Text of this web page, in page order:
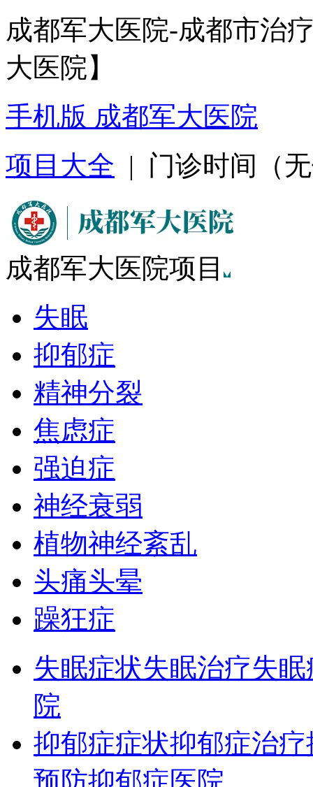
成都军大医院-成都市治
大医院】
手机版 成都军大医院
项目大全 | 门诊时间（
成都军大医院项目
失眠
抑郁症
精神分裂
焦虑症
强迫症
神经衰弱
植物神经紊乱
头痛头晕
躁狂症
失眠症状失眠治疗失
院
抑郁症症状抑郁症治疗